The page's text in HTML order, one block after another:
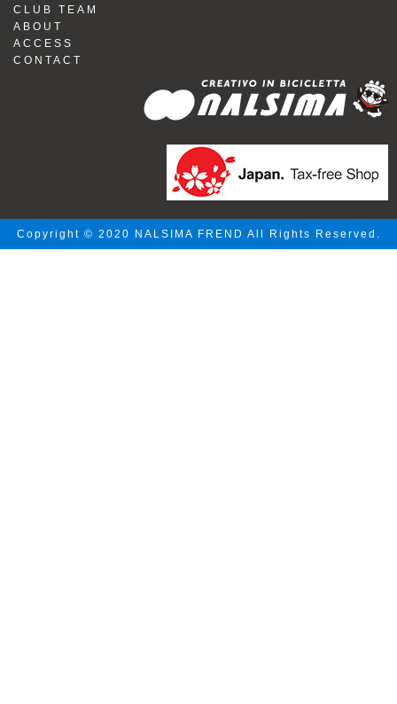
CLUB TEAM
ABOUT
ACCESS
CONTACT
Copyright © 2020 NALSIMA FREND All Rights Reserved.